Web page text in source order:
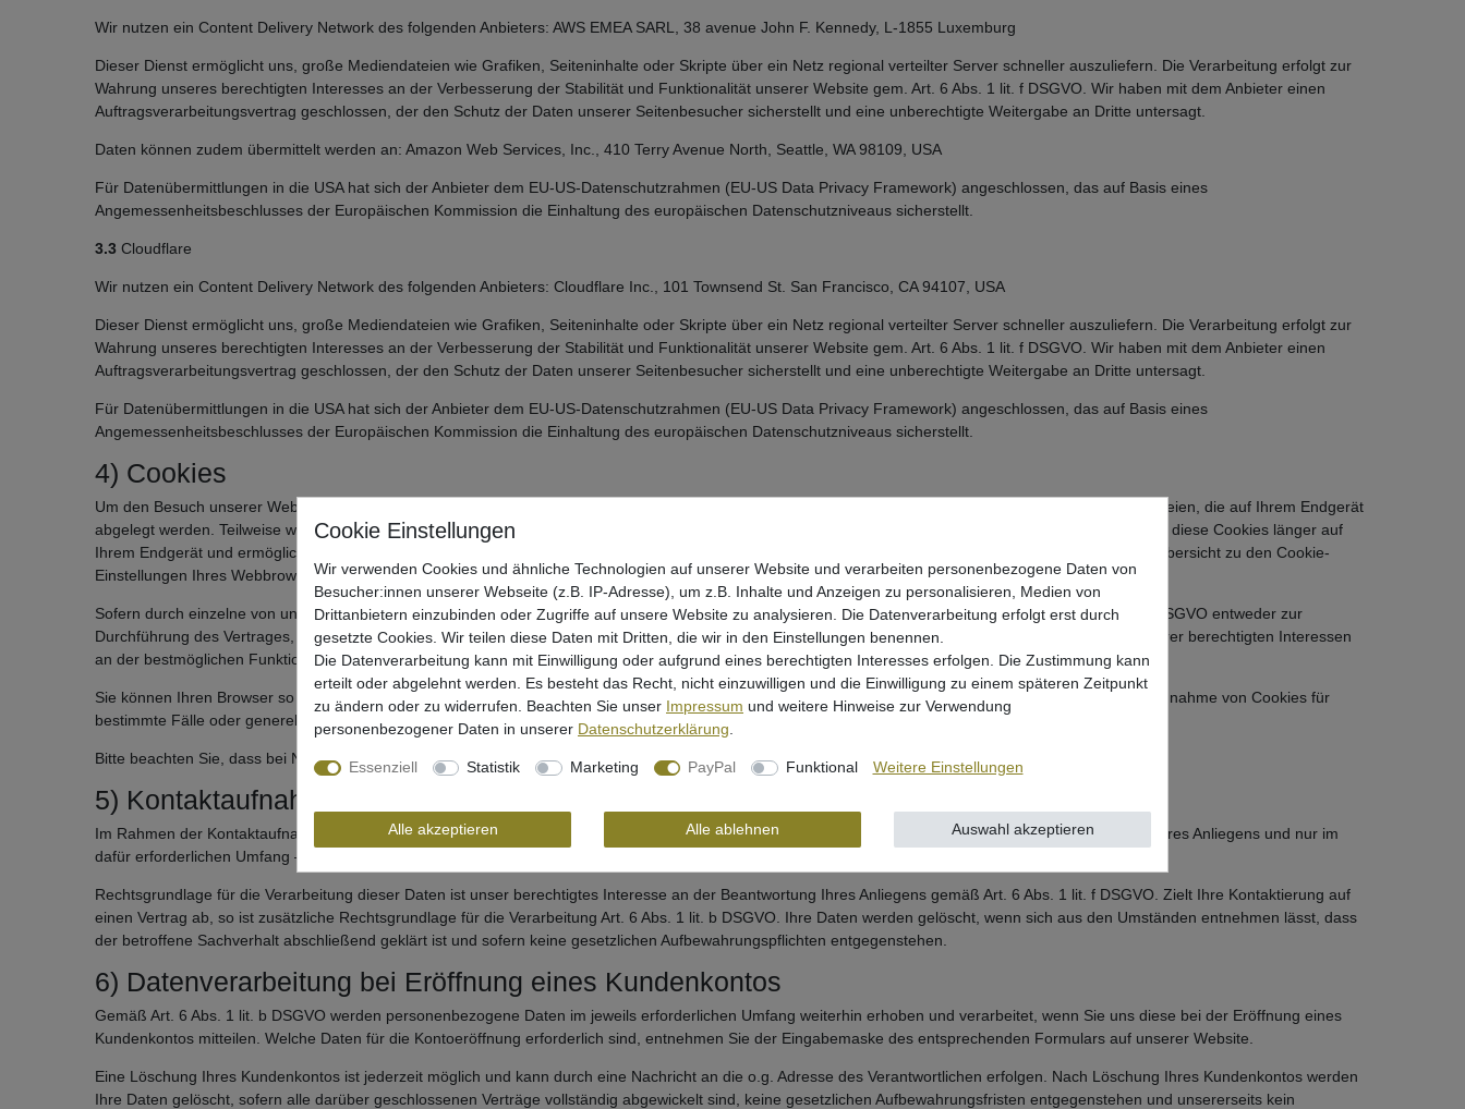
Wir nutzen ein Content Delivery Network des folgenden Anbieters: AWS EMEA SARL, 38 avenue John F. Kennedy, L-1855 Luxemburg
Dieser Dienst ermöglicht uns, große Mediendateien wie Grafiken, Seiteninhalte oder Skripte über ein Netz regional verteilter Server schneller auszuliefern. Die Verarbeitung erfolgt zur
Wahrung unseres berechtigten Interesses an der Verbesserung der Stabilität und Funktionalität unserer Website gem. Art. 6 Abs. 1 lit. f DSGVO. Wir haben mit dem Anbieter einen
Auftragsverarbeitungsvertrag geschlossen, der den Schutz der Daten unserer Seitenbesucher sicherstellt und eine unberechtigte Weitergabe an Dritte untersagt.
Daten können zudem übermittelt werden an: Amazon Web Services, Inc., 410 Terry Avenue North, Seattle, WA 98109, USA
Für Datenübermittlungen in die USA hat sich der Anbieter dem EU-US-Datenschutzrahmen (EU-US Data Privacy Framework) angeschlossen, das auf Basis eines
Angemessenheitsbeschlusses der Europäischen Kommission die Einhaltung des europäischen Datenschutzniveaus sicherstellt.
3.3 Cloudflare
Wir nutzen ein Content Delivery Network des folgenden Anbieters: Cloudflare Inc., 101 Townsend St. San Francisco, CA 94107, USA
Dieser Dienst ermöglicht uns, große Mediendateien wie Grafiken, Seiteninhalte oder Skripte über ein Netz regional verteilter Server schneller auszuliefern. Die Verarbeitung erfolgt zur
Wahrung unseres berechtigten Interesses an der Verbesserung der Stabilität und Funktionalität unserer Website gem. Art. 6 Abs. 1 lit. f DSGVO. Wir haben mit dem Anbieter einen
Auftragsverarbeitungsvertrag geschlossen, der den Schutz der Daten unserer Seitenbesucher sicherstellt und eine unberechtigte Weitergabe an Dritte untersagt.
Für Datenübermittlungen in die USA hat sich der Anbieter dem EU-US-Datenschutzrahmen (EU-US Data Privacy Framework) angeschlossen, das auf Basis eines
Angemessenheitsbeschlusses der Europäischen Kommission die Einhaltung des europäischen Datenschutzniveaus sicherstellt.
4) Cookies
Um den Besuch unserer Website attraktiv zu gestalten und die Nutzung bestimmter Funktionen zu ermöglichen, verwenden wir Cookies, also kleine Textdateien, die auf Ihrem Endgerät
abgelegt werden. Teilweise werden diese Cookies nach Schließen des Browsers automatisch wieder gelöscht (sog. „Session-Cookies“), teilweise verbleiben diese Cookies länger auf
Ihrem Endgerät und ermöglichen das Speichern von Seiteneinstellungen (sog. „persistente Cookies“). Im letzteren Fall können Sie die Speicherdauer der Übersicht zu den Cookie-
Einstellungen Ihres Webbrowsers entnehmen.
Sofern durch einzelne von uns eingesetzte Cookies auch personenbezogene Daten verarbeitet werden, erfolgt die Verarbeitung gemäß Art. 6 Abs. 1 lit. b DSGVO entweder zur
Durchführung des Vertrages, gemäß Art. 6 Abs. 1 lit. a DSGVO im Falle einer erteilten Einwilligung oder gemäß Art. 6 Abs. 1 lit. f DSGVO zur Wahrung unserer berechtigten Interessen
an der bestmöglichen Funktionalität der Website sowie einer kundenfreundlichen und effektiven Ausgestaltung des Seitenbesuchs.
Sie können Ihren Browser so einstellen, dass Sie über das Setzen von Cookies informiert werden und einzeln über deren Annahme entscheiden oder die Annahme von Cookies für
bestimmte Fälle oder generell ausschließen können.
Bitte beachten Sie, dass bei Nichtannahme von Cookies die Funktionalität unserer Website eingeschränkt sein kann.
5) Kontaktaufnahme
Im Rahmen der Kontaktaufnahme mit uns (z.B. per Kontaktformular oder E-Mail) werden – ausschließlich zum Zweck der Bearbeitung und Beantwortung Ihres Anliegens und nur im
dafür erforderlichen Umfang – personenbezogene Daten verarbeitet.
Rechtsgrundlage für die Verarbeitung dieser Daten ist unser berechtigtes Interesse an der Beantwortung Ihres Anliegens gemäß Art. 6 Abs. 1 lit. f DSGVO. Zielt Ihre Kontaktierung auf
einen Vertrag ab, so ist zusätzliche Rechtsgrundlage für die Verarbeitung Art. 6 Abs. 1 lit. b DSGVO. Ihre Daten werden gelöscht, wenn sich aus den Umständen entnehmen lässt, dass
der betroffene Sachverhalt abschließend geklärt ist und sofern keine gesetzlichen Aufbewahrungspflichten entgegenstehen.
6) Datenverarbeitung bei Eröffnung eines Kundenkontos
Gemäß Art. 6 Abs. 1 lit. b DSGVO werden personenbezogene Daten im jeweils erforderlichen Umfang weiterhin erhoben und verarbeitet, wenn Sie uns diese bei der Eröffnung eines
Kundenkontos mitteilen. Welche Daten für die Kontoeröffnung erforderlich sind, entnehmen Sie der Eingabemaske des entsprechenden Formulars auf unserer Website.
Eine Löschung Ihres Kundenkontos ist jederzeit möglich und kann durch eine Nachricht an die o.g. Adresse des Verantwortlichen erfolgen. Nach Löschung Ihres Kundenkontos werden
Ihre Daten gelöscht, sofern alle darüber geschlossenen Verträge vollständig abgewickelt sind, keine gesetzlichen Aufbewahrungsfristen entgegenstehen und unsererseits kein
Wir verwenden Cookies und ähnliche Technologien auf unserer Website und verarbeiten personenbezogene Daten von
Besucher:innen unserer Webseite (z.B. IP-Adresse), um z.B. Inhalte und Anzeigen zu personalisieren, Medien von
Drittanbietern einzubinden oder Zugriffe auf unsere Website zu analysieren. Die Datenverarbeitung erfolgt erst durch
gesetzte Cookies. Wir teilen diese Daten mit Dritten, die wir in den Einstellungen benennen.
Die Datenverarbeitung kann mit Einwilligung oder aufgrund eines berechtigten Interesses erfolgen. Die Zustimmung kann
erteilt oder abgelehnt werden. Es besteht das Recht, nicht einzuwilligen und die Einwilligung zu einem späteren Zeitpunkt
zu ändern oder zu widerrufen. Beachten Sie unser Impressum und weitere Hinweise zur Verwendung
personenbezogener Daten in unserer Daten­schutz­erklärung
Essenziell Statistik Marketing PayPal Funktional Weitere Einstellungen
Alle akzeptieren Alle ablehnen Auswahl akzeptieren